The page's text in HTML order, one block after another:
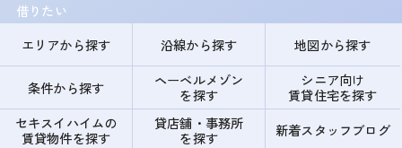
借りたい
エリアから探す
沿線から探す 地図から探す
条件から探す
ヘーベルメゾン
を探す
シニア向け
賃貸住宅を探す
セキスイハイムの
賃貸物件を探す
貸店舗・事務所
を探す
新着スタッフブログ